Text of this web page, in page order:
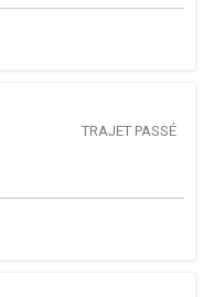
TRAJET PASSÉ